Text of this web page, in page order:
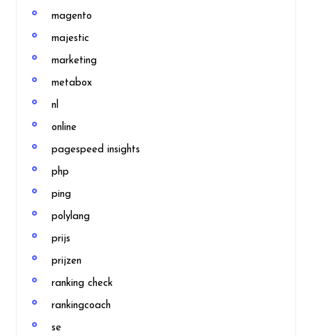
magento
majestic
marketing
metabox
nl
online
pagespeed insights
php
ping
polylang
prijs
prijzen
ranking check
rankingcoach
se